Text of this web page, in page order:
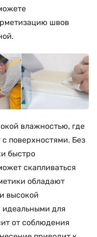
швов
влажностью, где
поверхностями. Без
быстро
скапливаться
обладают
высокой
идеальными для
от соблюдения